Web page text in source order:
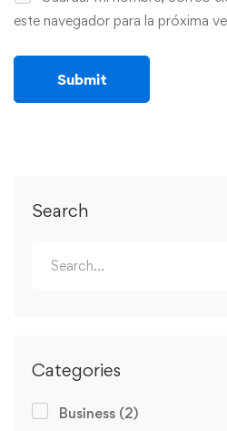
Search
Categories
Business (2)
este navegador para la próxima